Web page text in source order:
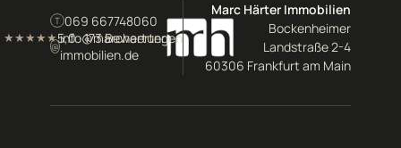
T 069 667748060
@info@marchaerter-
immobilien.de
★★★★★5,0 · 173 Bewertungen
Marc Härter Immobilien
Bockenheimer
Landstraße 2-4
60306 Frankfurt am Main